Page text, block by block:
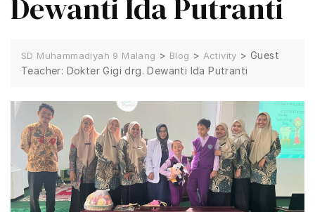
Dewanti Ida Putranti
SD Muhammadiyah 9 Malang > Blog > Activity >Guest
Teacher: Dokter Gigi drg. Dewanti Ida Putranti